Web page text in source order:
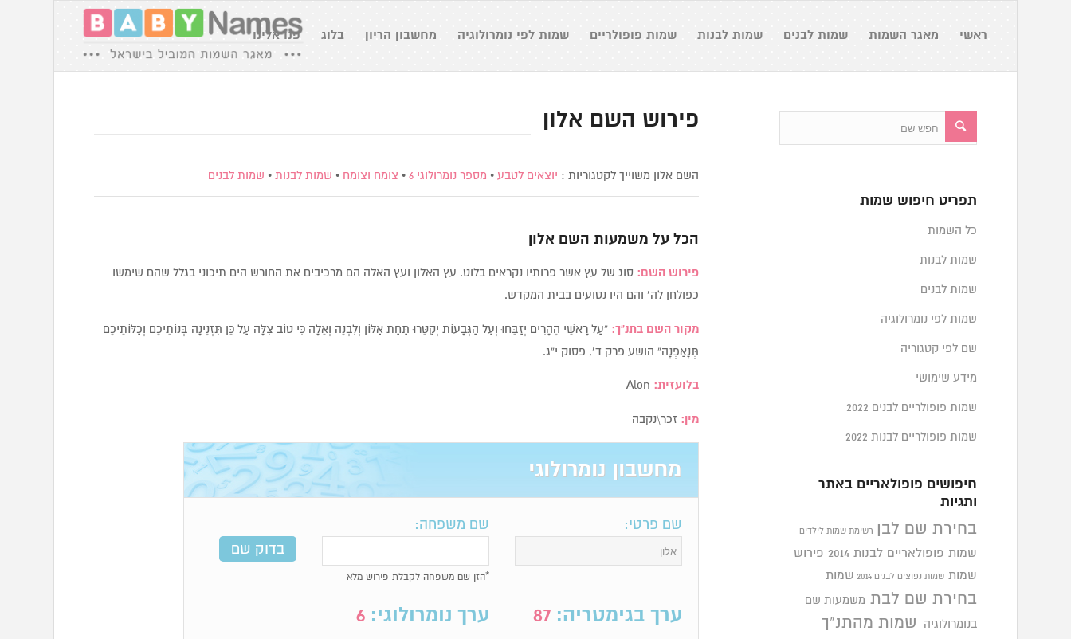
ראשי מאגר השמות שמות לבנים שמות לבנות שמות פופולריים שמות לפי נומרולוגיה מחשבון הריון בלוג פנו אלינו
פירוש השם אלון
השם אלון משוייך לקטגוריות : יוצאים לטבע • מספר נומרולוגי 6 • צומח וצומח • שמות לבנות • שמות לבנים
הכל על משמעות השם אלון
פירוש השם: סוג של עץ אשר פרותיו נקראים בלוט. עץ האלון ועץ האלה הם מרכיבים את החורש הים תיכוני בגלל שהם שימשו
כפולחן לה’ והם היו נטועים בבית המקדש.
מקור השם בתנ”ך: “עַל רָאשֵׁי הֶהָרִים יְזַבֵּחוּ וְעַל הַגְּבָעוֹת יְקַטֵּרוּ תַּחַת אַלּוֹן וְלִבְנֶה וְאֵלָה כִּי טוֹב צִלָּהּ עַל כֵּן תִּזְנֶינָה בְּנוֹתֵיכֶם וְכַלּוֹתֵיכֶם
תְּנָאַפְנָה” הושע פרק ד’, פסוק י”ג.
בלועזית:
מין: זכר\נקבה
מחשבון נומרולוגי
שם פרטי: שם משפחה:
*הזן שם משפחה לקבלת פירוש מלא
ערך בגימטריה: 87 ערך נומרולוגי: 6
תפריט חיפוש שמות
כל השמות
שמות לבנות
שמות לבנים
שמות לפי נומרולוגיה
שם לפי קטגוריה
מידע שימושי
שמות פופולריים לבנים 2022
שמות פופולריים לבנות 2022
חיפושים פופולאריים באתר
ותגיות
בחירת שם לבן רשימת שמות לילדים
שמות פופולאריים לבנות 2014 פירוש
שמות שמות נפוצים לבנים 2014 שמות
בחירת שם לבת משמעות שם
בנומרולוגיה
שמות מהתנ"ך